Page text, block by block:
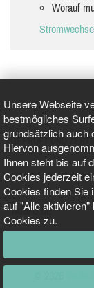
Unsere Webseite
bestmögliches
grundsätzlich auch
Hiervon
Ihnen steht bis auf
Cookies jederzeit
Cookies finden Sie
auf "Alle
Cookies zu.
Worauf
GEPRÜFT UND
AKTUELLE
TARIFO.DE